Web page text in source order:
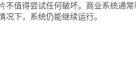
不值得尝试任何破坏。商业系统通
下，系统仍能继续运行。